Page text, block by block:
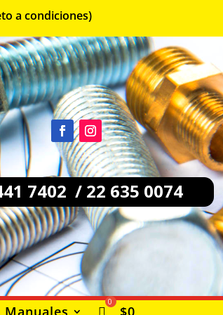
a condiciones)
7402 / 22 635 0074
Manuales $0